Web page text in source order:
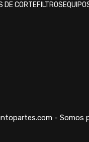
DE CORTEFILTROS
- Somos